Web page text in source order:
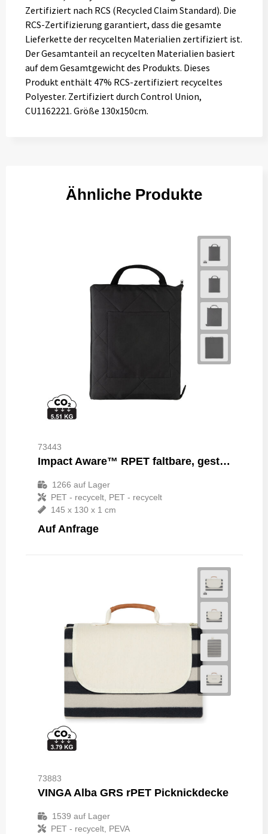
Zertifiziert nach RCS (Recycled Claim Standard). Die
RCS-Zertifizierung garantiert, dass die gesamte
Lieferkette der recycelten Materialien zertifiziert ist.
Der Gesamtanteil an recycelten Materialien basiert
auf dem Gesamtgewicht des Produkts. Dieses
Produkt enthält 47% RCS-zertifiziert recyceltes
Polyester. Zertifiziert durch Control Union,
CU1162221. Größe 130x150cm.
Ähnliche Produkte
73443
Impact Aware™ RPET faltbare, gesteppte Picknickdecke
1266 auf Lager
PET - recycelt, PET - recycelt
145 x 130 x 1 cm
Auf Anfrage
73883
VINGA Alba GRS rPET Picknickdecke
1539 auf Lager
PET - recycelt, PEVA